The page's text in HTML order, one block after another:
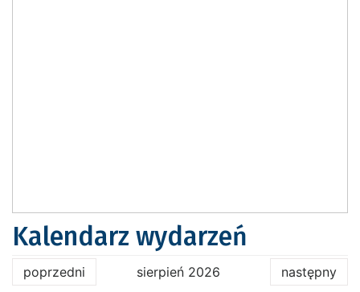
Kalendarz wydarzeń
poprzedni sierpień 2026 następny